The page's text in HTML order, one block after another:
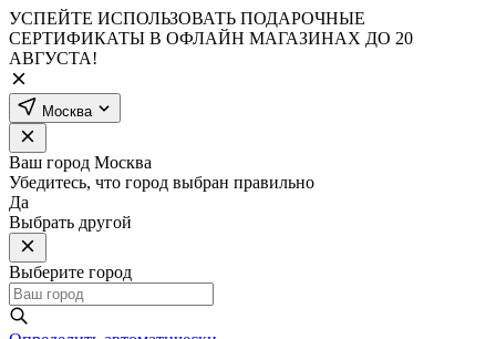
УСПЕЙТЕ ИСПОЛЬЗОВАТЬ ПОДАРОЧНЫЕ
СЕРТИФИКАТЫ В ОФЛАЙН МАГАЗИНАХ ДО 20
АВГУСТА!
Москва
Ваш город Москва
Убедитесь, что город выбран правильно
Да
Выбрать другой
Выберите город